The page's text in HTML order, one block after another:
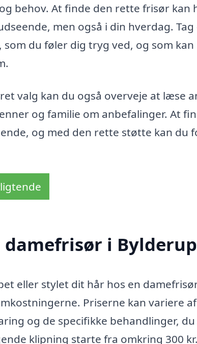
behov. At finde den rette frisør kan
men også i din hverdag.
du føler dig tryg ved, og som
valg kan du også overveje at læse
og familie om anbefalinger. At
og med den rette støtte kan du
i
eller stylet dit hår hos en
Priserne kan variere
og de specifikke behandlinger,
klipning starte fra omkring 300